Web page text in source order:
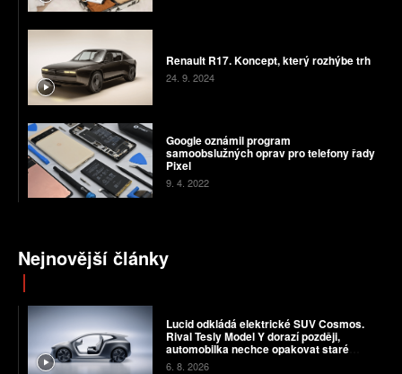
Renault R17. Koncept, který rozhýbe trh
24. 9. 2024
Google oznámil program
samoobslužných oprav pro telefony řady
Pixel
9. 4. 2022
Nejnovější články
Lucid odkládá elektrické SUV Cosmos.
Rival Tesly Model Y dorazí později,
automobilka nechce opakovat staré
chyby
6. 8. 2026